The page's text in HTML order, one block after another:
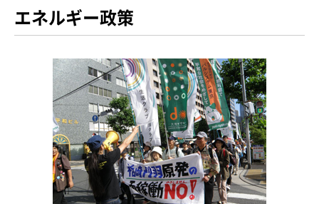
エネルギー政策